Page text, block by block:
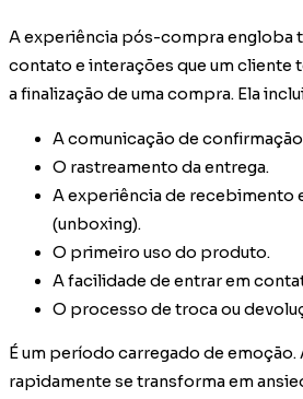
A experiência pós-compra engloba
contato e interações que um cliente
a finalização de uma compra. Ela
A comunicação de
O rastreamento da entrega.
A experiência de recebimento
(unboxing).
O primeiro uso do produto.
A facilidade de entrar em
O processo de troca ou
É um período carregado de
rapidamente se transforma em